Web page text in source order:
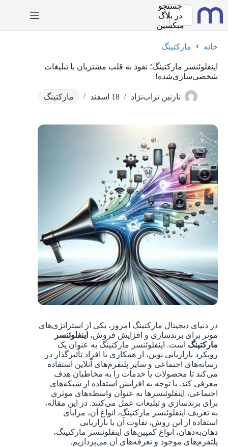
به
محتوا
جستجو
در بلاگ
میکسین
خانه مارکتینگ
اینفلوئنسر مارکتینگ؛ نفوذ به قلب مشتریان با تبلیغات
شخصی‌سازی‌شده!
نازنین تراب‌نژاد 18 اسفند مارکتینگ
در دنیای دیجیتال مارکتینگ امروز، یکی از استراتژی‌های
موثر برای برندسازی و افزایش فروش، اینفلوئنسر
مارکتینگ است. اینفلوئنسر مارکتینگ به عنوان یک
رویکرد بازاریابی نوین، از همکاری با افراد تأثیرگذار در
رسانه‌های اجتماعی و سایر پلتفرم‌های آنلاین استفاده
می‌کند تا محصولات یا خدمات را به مخاطبان هدف
معرفی کند. با توجه به افزایش استفاده از شبکه‌های
اجتماعی، اینفلوئنسرها به عنوان واسطه‌های موثری
برای برندسازی و تبلیغات عمل می‌کنند. در این مقاله،
به تعریف اینفلوئنسر مارکتینگ، انواع آن، مزایای
استفاده از این روش، تفاوت آن با بازاریابی
دهان‌به‌دهان، انواع کمپین‌های اینفلوئنسر مارکتینگ،
پلتفرم‌های موجود و تعرفه‌های آن می‌پردازیم.